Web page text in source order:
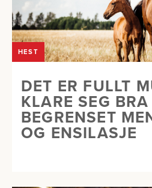
HEST
DET ER FULLT
KLARE SEG
BEGRENSET
OG ENSILASJE